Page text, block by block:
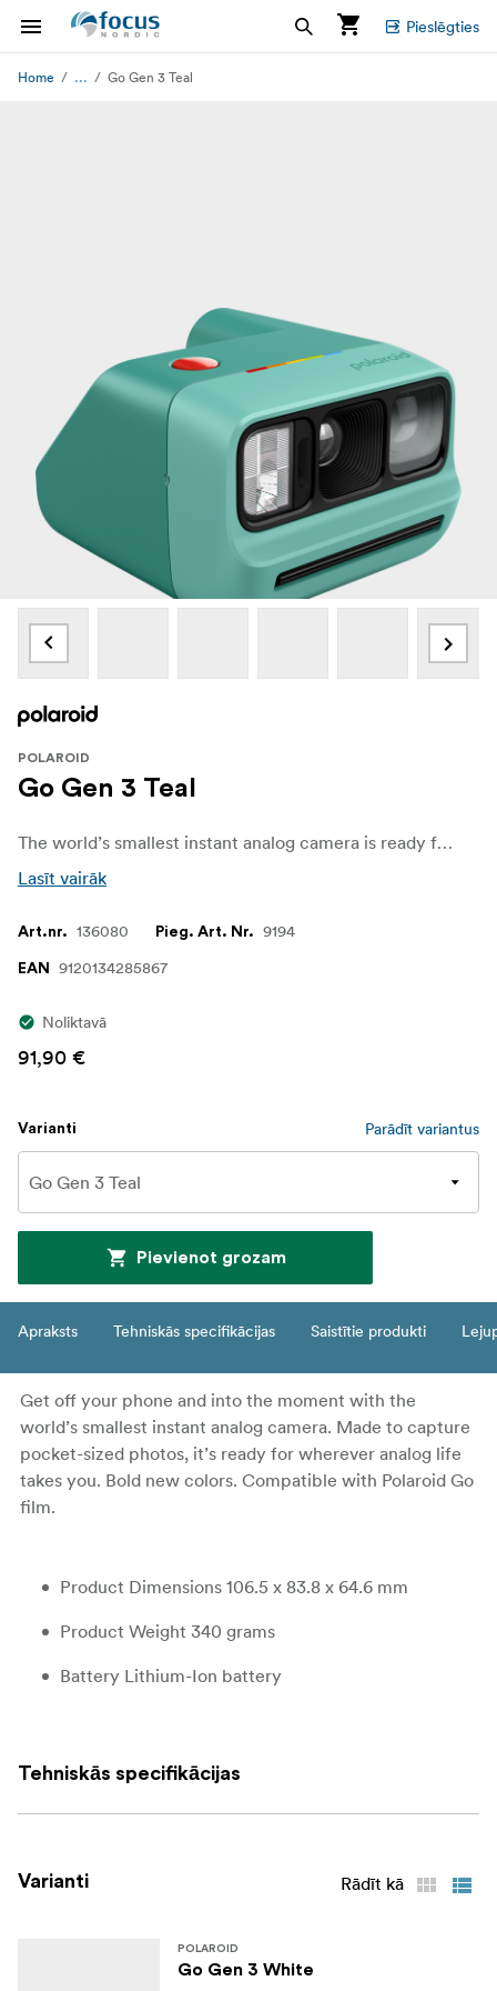
Pieslēgties
Home ... Go Gen 3 Teal
POLAROID
Go Gen 3 Teal
The world’s smallest instant analog camera is ready for wherever analog life takes you. With a selfie mirror, self timer, and double exposure mode, Go Gen 3 adds a fresh lens and stronger flash for clearer shots in any light, and more zoomed-in selfies with less glare.
Lasīt vairāk
Art.nr. 136080 Pieg. Art. Nr. 9194
EAN 9120134285867
Noliktavā
91,90 €
Varianti Parādīt variantus
Pievienot grozam
Apraksts Tehniskās specifikācijas Saistītie produkti
Get off your phone and into the moment with the
world’s smallest instant analog camera. Made to capture
pocket-sized photos, it’s ready for wherever analog life
takes you. Bold new colors. Compatible with Polaroid Go
film.
Product Dimensions 106.5 x 83.8 x 64.6 mm
Product Weight 340 grams
Battery Lithium-Ion battery
Shutter System 1/500-1sec
Aperture F14,4 and f32
Field of View Horizontal 38°, vertical 38,8°
Tehniskās specifikācijas
Varianti Rādīt kā
POLAROID
Go Gen 3 White